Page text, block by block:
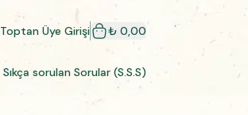
Toptan Üye Girişi ₺ 0,00
Sıkça sorulan Sorular (S.S.S)